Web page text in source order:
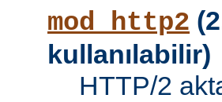
mod_http2
kullanılabilir)
HTTP/2